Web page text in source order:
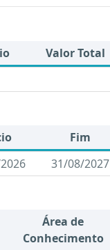
Valor Total
Fim
31/08/2027
Área de
Conhecimento